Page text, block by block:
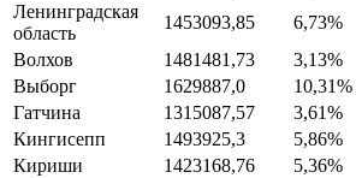
Ленинградская
область
1453093,85 6,73%
Волхов
1481481,73 3,13%
Выборг
1629887,0 10,31%
Гатчина
1315087,57 3,61%
Кингисепп
1493925,3 5,86%
Кириши
1423168,76 5,36%